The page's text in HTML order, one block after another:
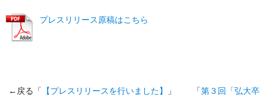
プレスリリース原稿はこちら
←戻る「 【プレスリリースを行いました】 」 「第３回「弘大卒